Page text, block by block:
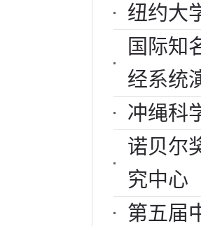
纽约大
国际知
经系统
冲绳科
诺贝尔
究中心
第五届